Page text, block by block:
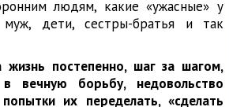
людям, какие «ужасные» у
муж, дети, сестры-братья и так
постепенно, шаг за шагом,
вечную борьбу, недовольство
их переделать, «сделать